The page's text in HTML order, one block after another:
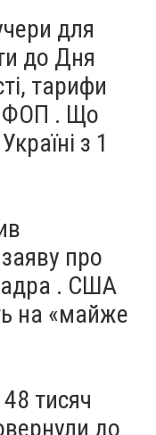
для
до Дня
тарифи
ФОП . Що
з 1
про
. США
на «майже
тисяч
до